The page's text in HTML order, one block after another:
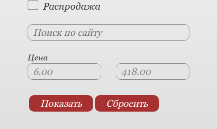
Распродажа
Цена